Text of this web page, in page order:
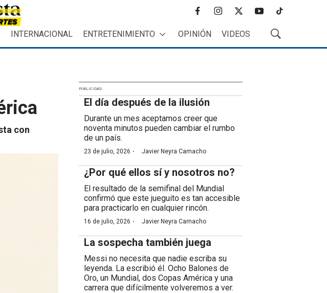
f
c
e
o
i
s
t
r
t
i
t
r
y
t
t
k
t
INTERNACIONAL ENTRETENIMIENTO OPINIÓN VIDEOS
M
o
con
PUBLICIDAD
El día después de la ilusión
Durante un mes aceptamos creer que
noventa minutos pueden cambiar el rumbo
de un país.
23 de julio, 2026 · Javier Neyra Camacho
¿Por qué ellos sí y nosotros no?
El resultado de la semifinal del Mundial
confirmó que este jueguito es tan accesible
para practicarlo en cualquier rincón.
16 de julio, 2026 · Javier Neyra Camacho
La sospecha también juega
Messi no necesita que nadie escriba su
leyenda. La escribió él. Ocho Balones de
Oro, un Mundial, dos Copas América y una
carrera que difícilmente volveremos a ver.